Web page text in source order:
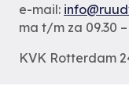
e-mail:
ma t/m za 09.30
KVK Rotterdam